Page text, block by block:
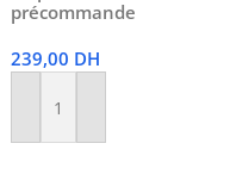
précommande
239,00 DH
Ajouter Au Panier